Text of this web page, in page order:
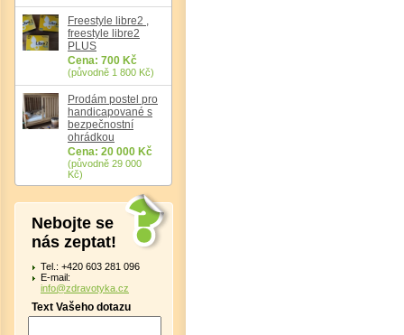
Freestyle libre2 ,
freestyle libre2
PLUS
Cena: 700 Kč
(původně 1 800 Kč)
Prodám postel pro
handicapované s
bezpečnostní
ohrádkou
Cena: 20 000 Kč
(původně 29 000
Kč)
Nebojte se
nás zeptat!
Tel.: +420 603 281 096
E-mail:
info@zdravotyka.cz
Text Vašeho dotazu